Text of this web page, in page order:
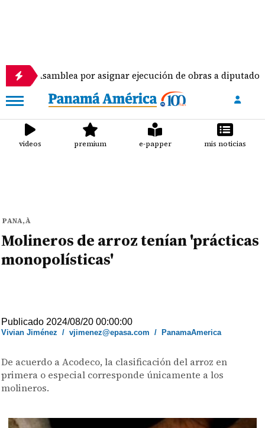
por asignar ejecución de obras a diputados
videos premium e-papper mis noticias
PANA,À
Molineros de arroz tenían 'prácticas
monopolísticas'
Publicado 2024/08/20 00:00:00
Vivian Jiménez /vjimenez@epasa.com / PanamaAmerica
De acuerdo a Acodeco, la clasificación del arroz en
primera o especial corresponde únicamente a los
molineros.